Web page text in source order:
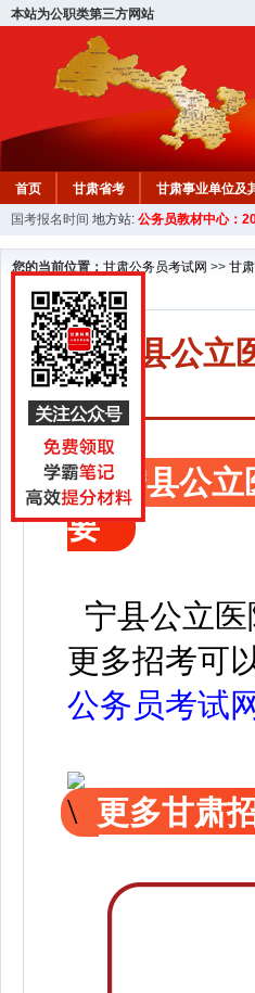
本站为公职类第三方网站
首页 甘肃省考 甘肃事业单位及
国考报名时间 地方站: 公务员教材中心：
您的当前位置： 甘肃公务员考试网 >> 甘
宁县公立
宁县公立
要
宁县公立
更多招考可
公务员考试
更多甘肃